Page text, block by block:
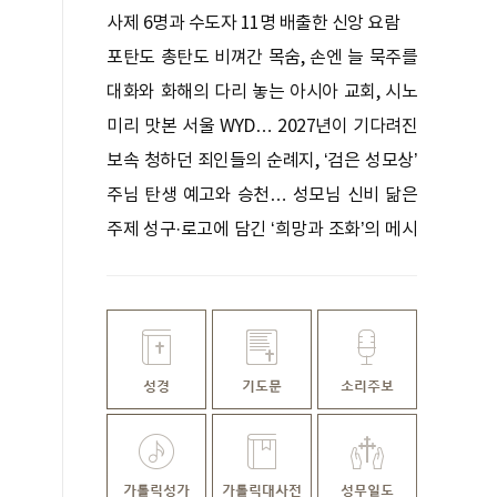
사제 6명과 수도자 11명 배출한 신앙 요람
포탄도 총탄도 비껴간 목숨, 손엔 늘 묵주를
쥐고 있었다
대화와 화해의 다리 놓는 아시아 교회, 시노
드로 하나 되다
미리 맛본 서울 WYD… 2027년이 기다려진
다
보속 청하던 죄인들의 순례지, ‘검은 성모상’
기적 간직한 성지
주님 탄생 예고와 승천… 성모님 신비 닮은
꽃
주제 성구·로고에 담긴 ‘희망과 조화’의 메시